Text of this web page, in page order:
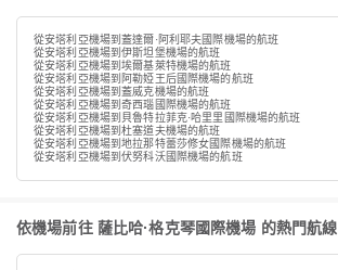
從安塔利亞機場到蓋達爾·阿利耶夫國際機場的航班
從安塔利亞機場到伊斯坦堡機場的航班
從安塔利亞機場到埃爾基萊特機場的航班
從安塔利亞機場到阿勒婭王后國際機場的航班
從安塔利亞機場到蓋威克機場的航班
從安塔利亞機場到奇西瑙國際機場的航班
從安塔利亞機場到貝魯特拉菲克·哈里里國際機場的航班
從安塔利亞機場到杜塞道夫機場的航班
從安塔利亞機場到地拉那特蕾莎修女國際機場的航班
從安塔利亞機場到伏努科沃國際機場的航班
依機場前往 薩比哈·格克琴國際機場 的熱門航線